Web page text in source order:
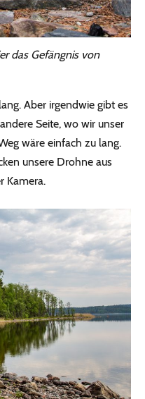
das Gefängnis von
Aber irgendwie gibt es
Seite, wo wir unser
wäre einfach zu lang.
unsere Drohne aus
Kamera.